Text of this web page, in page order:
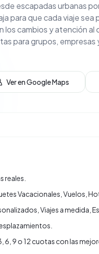
escapadas urbanas
para que cada viaje
los cambios y atención
para grupos, empresas
Ver en Google Maps
reales.
Vacacionales, Vuelos,
Viajes a medida,
6, 9 o 12 cuotas con las